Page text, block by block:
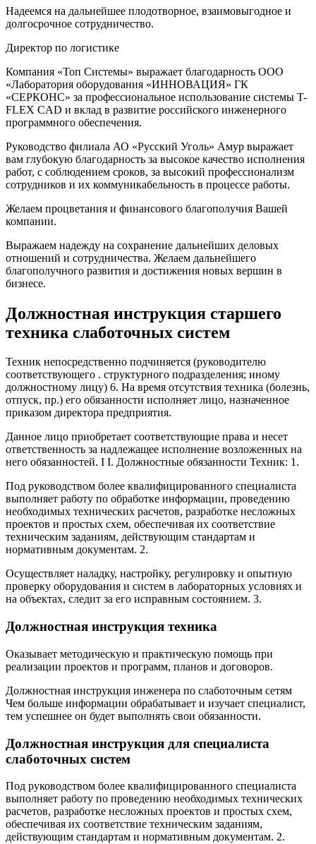
Надеемся на дальнейшее плодотворное, взаимовыгодное и
долгосрочное сотрудничество.
Директор по логистике
Компания «Топ Системы» выражает благодарность ООО
«Лаборатория оборудования «ИННОВАЦИЯ» ГК
«СЕРКОНС» за профессиональное использование системы T-
FLEX CAD и вклад в развитие российского инженерного
программного обеспечения.
Руководство филиала АО «Русский Уголь» Амур выражает
вам глубокую благодарность за высокое качество исполнения
работ, с соблюдением сроков, за высокий профессионализм
сотрудников и их коммуникабельность в процессе работы.
Желаем процветания и финансового благополучия Вашей
компании.
Выражаем надежду на сохранение дальнейших деловых
отношений и сотрудничества. Желаем дальнейшего
благополучного развития и достижения новых вершин в
бизнесе.
Должностная инструкция старшего
техника слаботочных систем
Техник непосредственно подчиняется (руководителю
соответствующего . структурного подразделения; иному
должностному лицу) 6. На время отсутствия техника (болезнь,
отпуск, пр.) его обязанности исполняет лицо, назначенное
приказом директора предприятия.
Данное лицо приобретает соответствующие права и несет
ответственность за надлежащее исполнение возложенных на
него обязанностей. I I. Должностные обязанности Техник: 1.
Под руководством более квалифицированного специалиста
выполняет работу по обработке информации, проведению
необходимых технических расчетов, разработке несложных
проектов и простых схем, обеспечивая их соответствие
техническим заданиям, действующим стандартам и
нормативным документам. 2.
Осуществляет наладку, настройку, регулировку и опытную
проверку оборудования и систем в лабораторных условиях и
на объектах, следит за его исправным состоянием. 3.
Должностная инструкция техника
Оказывает методическую и практическую помощь при
реализации проектов и программ, планов и договоров.
Должностная инструкция инженера по слаботочным сетям
Чем больше информации обрабатывает и изучает специалист,
тем успешнее он будет выполнять свои обязанности.
Должностная инструкция для специалиста
слаботочных систем
Под руководством более квалифицированного специалиста
выполняет работу по проведению необходимых технических
расчетов, разработке несложных проектов и простых схем,
обеспечивая их соответствие техническим заданиям,
действующим стандартам и нормативным документам. 2.